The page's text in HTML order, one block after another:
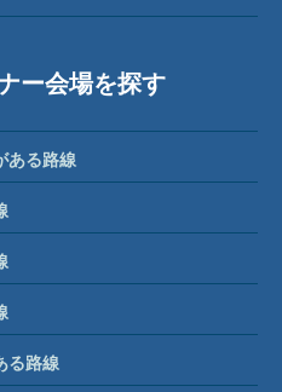
ー会場を探す
ある路線
る路線